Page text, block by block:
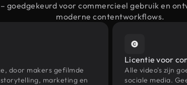
goedgekeurd voor commercieel gebruik en
moderne contentworkflows.
door makers gefilmde
marketing en
Licentie voor
Alle video's zijn
sociale media.